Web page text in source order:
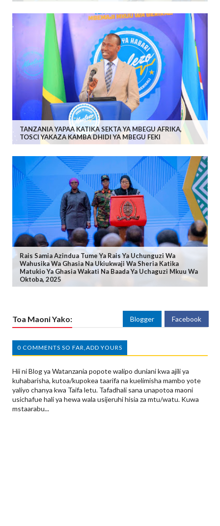
TANZANIA YAPAA KATIKA SEKTA YA MBEGU AFRIKA,
TOSCI YAKAZA KAMBA DHIDI YA MBEGU FEKI
Rais Samia Azindua Tume Ya Rais Ya Uchunguzi Wa
Wahusika Wa Ghasia Na Ukiukwaji Wa Sheria Katika
Matukio Ya Ghasia Wakati Na Baada Ya Uchaguzi Mkuu Wa
Oktoba, 2025
Toa Maoni Yako: Blogger Facebook
0 COMMENTS SO FAR,ADD YOURS
Hii ni Blog ya Watanzania popote walipo duniani kwa ajili ya
kuhabarisha, kutoa/kupokea taarifa na kuelimisha mambo yote
yaliyo chanya kwa Taifa letu. Tafadhali sana unapotoa maoni
usichafue hali ya hewa wala usijeruhi hisia za mtu/watu. Kuwa
mstaarabu...